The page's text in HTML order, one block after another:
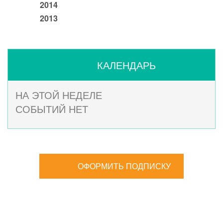
2014
2013
КАЛЕНДАРЬ
НА ЭТОЙ НЕДЕЛЕ
СОБЫТИЙ НЕТ
ОФОРМИТЬ ПОДПИСКУ